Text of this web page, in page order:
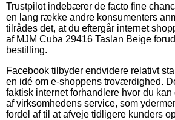
Trustpilot indebærer de facto fine
en lang række andre konsumenters
tilrådes det, at du eftergår internet
af MJM Cuba 29416 Taslan Beige
bestilling.
Facebook tilbyder endvidere relativt
en idé om e-shoppens troværdighed.
faktisk internet forhandlere hvor du
af virksomhedens service, som
fordel af til at afveje tidligere kunders